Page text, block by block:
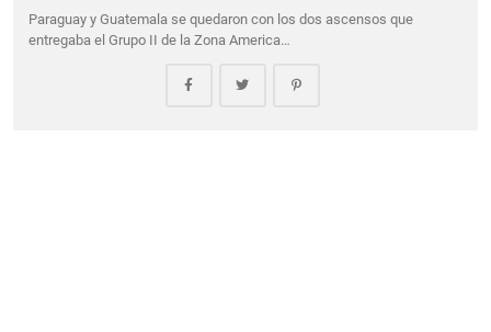
Paraguay y Guatemala se quedaron con los dos ascensos que
entregaba el Grupo II de la Zona America…